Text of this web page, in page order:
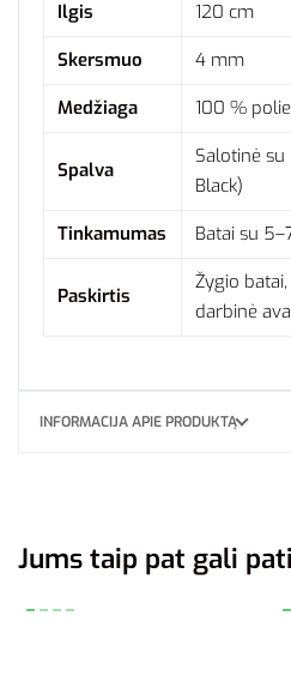
Ilgis
120 cm
Skersmuo
4 mm
Medžiaga
100 %
Spalva
Salotinė
Black)
Tinkamumas
Batai su
Paskirtis
Žygio
darbinė
INFORMACIJA APIE PRODUKTĄ
Jums taip pat gali